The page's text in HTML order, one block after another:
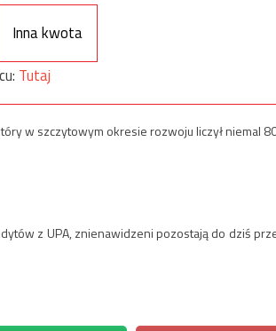
Inna kwota
Tutaj
w szczytowym okresie rozwoju liczył niemal
z UPA, znienawidzeni pozostają do dziś